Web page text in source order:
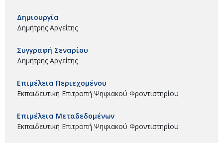
Δημιουργία
Δημήτρης Αργείτης
Συγγραφή Σεναρίου
Δημήτρης Αργείτης
Επιμέλεια Περιεχομένου
Εκπαιδευτική Επιτροπή Ψηφιακού Φροντιστηρίου
Επιμέλεια Μεταδεδομένων
Εκπαιδευτική Επιτροπή Ψηφιακού Φροντιστηρίου